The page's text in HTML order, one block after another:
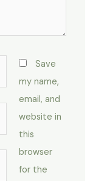
Save
my name,
email, and
website in
this
browser
for the